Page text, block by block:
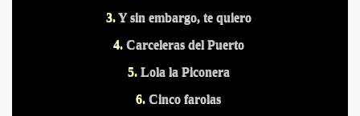
3.Y sin embargo, te quiero
4. Carceleras del Puerto
5. Lola la Piconera
6. Cinco farolas